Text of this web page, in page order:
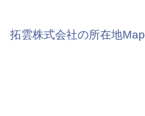
拓雲株式会社の所在地Map